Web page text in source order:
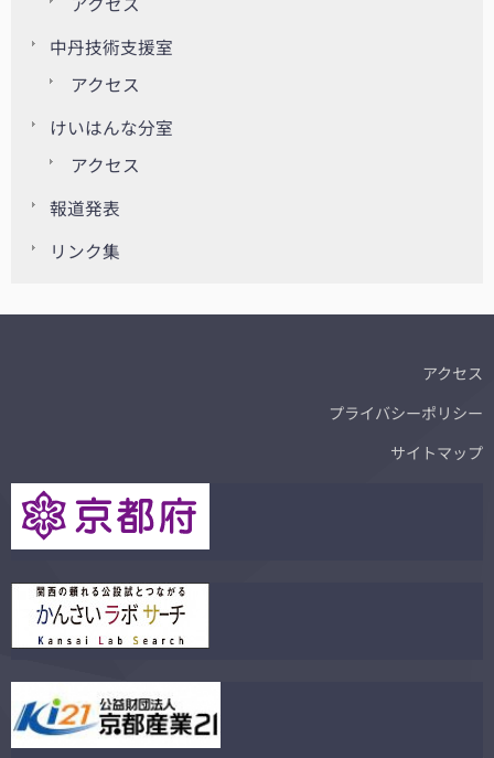
中丹技術支援室
アクセス
けいはんな分室
アクセス
報道発表
リンク集
アクセス
プライバシーポリシー
サイトマップ